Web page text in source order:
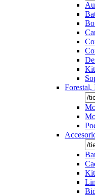
Kit
Forestal,